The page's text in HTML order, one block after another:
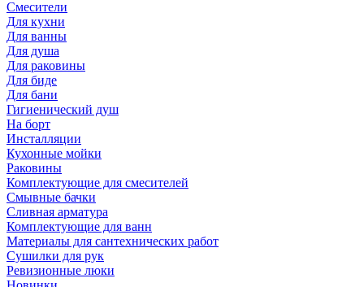
Смесители
Для кухни
Для ванны
Для душа
Для раковины
Для биде
Для бани
Гигиенический душ
На борт
Инсталляции
Кухонные мойки
Раковины
Комплектующие для смесителей
Смывные бачки
Сливная арматура
Комплектующие для ванн
Материалы для сантехнических работ
Сушилки для рук
Ревизионные люки